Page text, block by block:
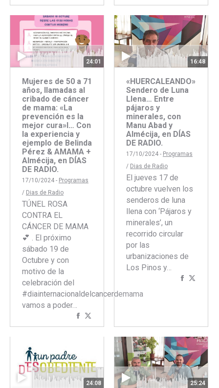
concon
24:01
Mujeres de 50 a 71
años, llamadas al
cribado de cáncer
de mama: «La
prevención es la
mejor cura»l… Con
la experiencia y
ejemplo de Belinda
Pérez & AMAMA +
Almécija, en DÍAS
DE RADIO.
17/10/2024 - Programas
/ Dias de Radio
TÚNEL ROSA
CONTRA EL
CÁNCER DE MAMA
💕 . El próximo
sábado 19 de
Octubre y con
motivo de la
celebración del
#diainternacionaldelcancerdemama
vamos a poder…
Compartir
con
Facebook
con
Twitter
16:48
«HUERCALEANDO»
Sendero de Luna
Llena… Entre
pájaros y
minerales, con
Manu Abad y
Almécija, en DÍAS
DE RADIO.
17/10/2024 - Programas
/ Dias de Radio
El jueves 17 de
octubre vuelven los
senderos de luna
llena con ‘Pájaros y
minerales’, un
recorrido circular
por las
urbanizaciones de
Los Pinos y…
Compartir
24:08 25:24